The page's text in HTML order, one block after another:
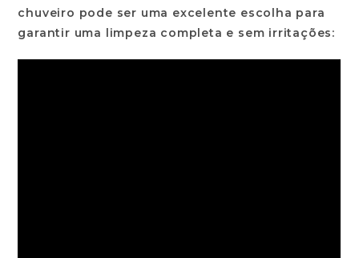
chuveiro pode ser uma excelente escolha para
garantir uma limpeza completa e sem irritações: